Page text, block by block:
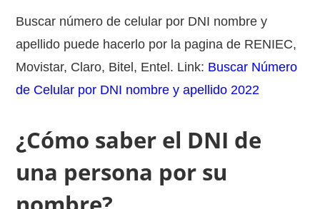
Buscar número de celular por DNI nombre y
apellido puede hacerlo por la pagina de RENIEC,
Movistar, Claro, Bitel, Entel. Link: Buscar Número
de Celular por DNI nombre y apellido 2022
¿Cómo saber el DNI de
una persona por su